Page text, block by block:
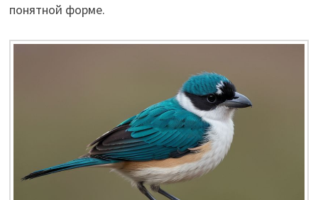
понятной форме.